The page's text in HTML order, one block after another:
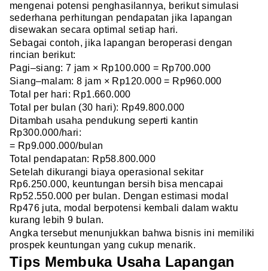
mengenai potensi penghasilannya, berikut simulasi
sederhana perhitungan pendapatan jika lapangan
disewakan secara optimal setiap hari.
Sebagai contoh, jika lapangan beroperasi dengan
rincian berikut:
Pagi–siang: 7 jam × Rp100.000 = Rp700.000
Siang–malam: 8 jam × Rp120.000 = Rp960.000
Total per hari: Rp1.660.000
Total per bulan (30 hari): Rp49.800.000
Ditambah usaha pendukung seperti kantin
Rp300.000/hari:
= Rp9.000.000/bulan
Total pendapatan: Rp58.800.000
Setelah dikurangi biaya operasional sekitar
Rp6.250.000, keuntungan bersih bisa mencapai
Rp52.550.000 per bulan. Dengan estimasi modal
Rp476 juta, modal berpotensi kembali dalam waktu
kurang lebih 9 bulan.
Angka tersebut menunjukkan bahwa bisnis ini memiliki
prospek keuntungan yang cukup menarik.
Tips Membuka Usaha Lapangan